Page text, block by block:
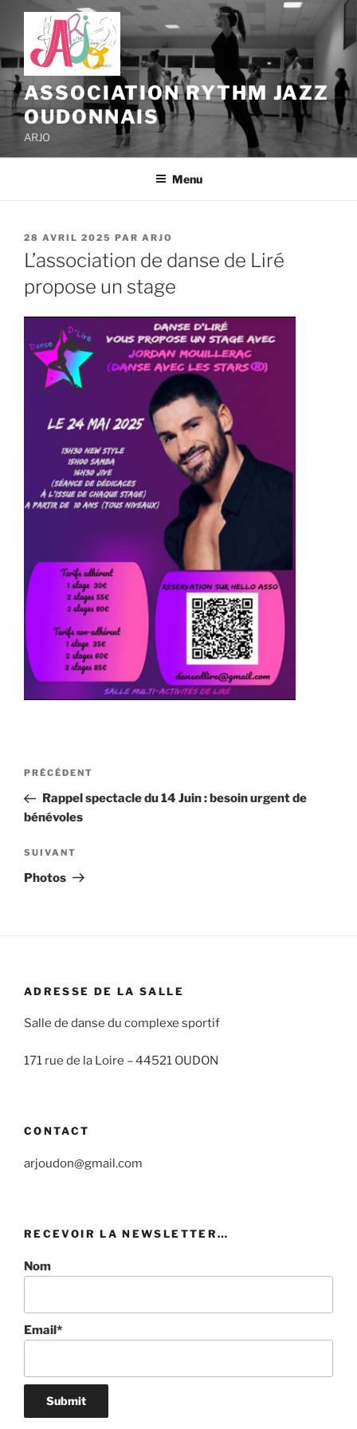
Aller
contenu
principal
ASSOCIATION RYTHM JAZZ
OUDONNAIS
ARJO
Menu
PUBLIÉ
LE
28 AVRIL 2025 PAR ARJO
L’association de danse de Liré
propose un stage
Navigation
l’article
Article
précédent
PRÉCÉDENT
Rappel spectacle du 14 Juin : besoin urgent de
bénévoles
Article
suivant
SUIVANT
Photos
ADRESSE DE LA SALLE
Salle de danse du complexe sportif
171 rue de la Loire –44521 OUDON
CONTACT
arjoudon@gmail.com
RECEVOIR LA NEWSLETTER…
Nom
Email*